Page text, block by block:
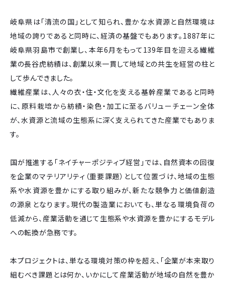
岐阜県は「清流の国」として知られ、豊かな水資源と自然環境は
地域の誇りであると同時に、経済の基盤でもあります。1887年に
岐阜県羽島市で創業し、本年6月をもって139年目を迎える繊維
業の長谷虎紡績は、創業以来一貫して地域との共生を経営の柱と
して歩んできました。
繊維産業は、人々の衣・住・文化を支える基幹産業であると同時
に、原料栽培から紡績・染色・加工に至るバリューチェーン全体
が、水資源と流域の生態系に深く支えられてきた産業でもありま
す。
国が推進する「ネイチャーポジティブ経営」では、自然資本の回復
を企業のマテリアリティ（重要課題）として位置づけ、地域の生態
系や水資源を豊かにする取り組みが、新たな競争力と価値創造
の源泉となります。現代の製造業においても、単なる環境負荷の
低減から、産業活動を通じて生態系や水資源を豊かにするモデル
への転換が急務です。
本プロジェクトは、単なる環境対策の枠を超え、「企業が本来取り
組むべき課題とは何か、いかにして産業活動が地域の自然を豊か